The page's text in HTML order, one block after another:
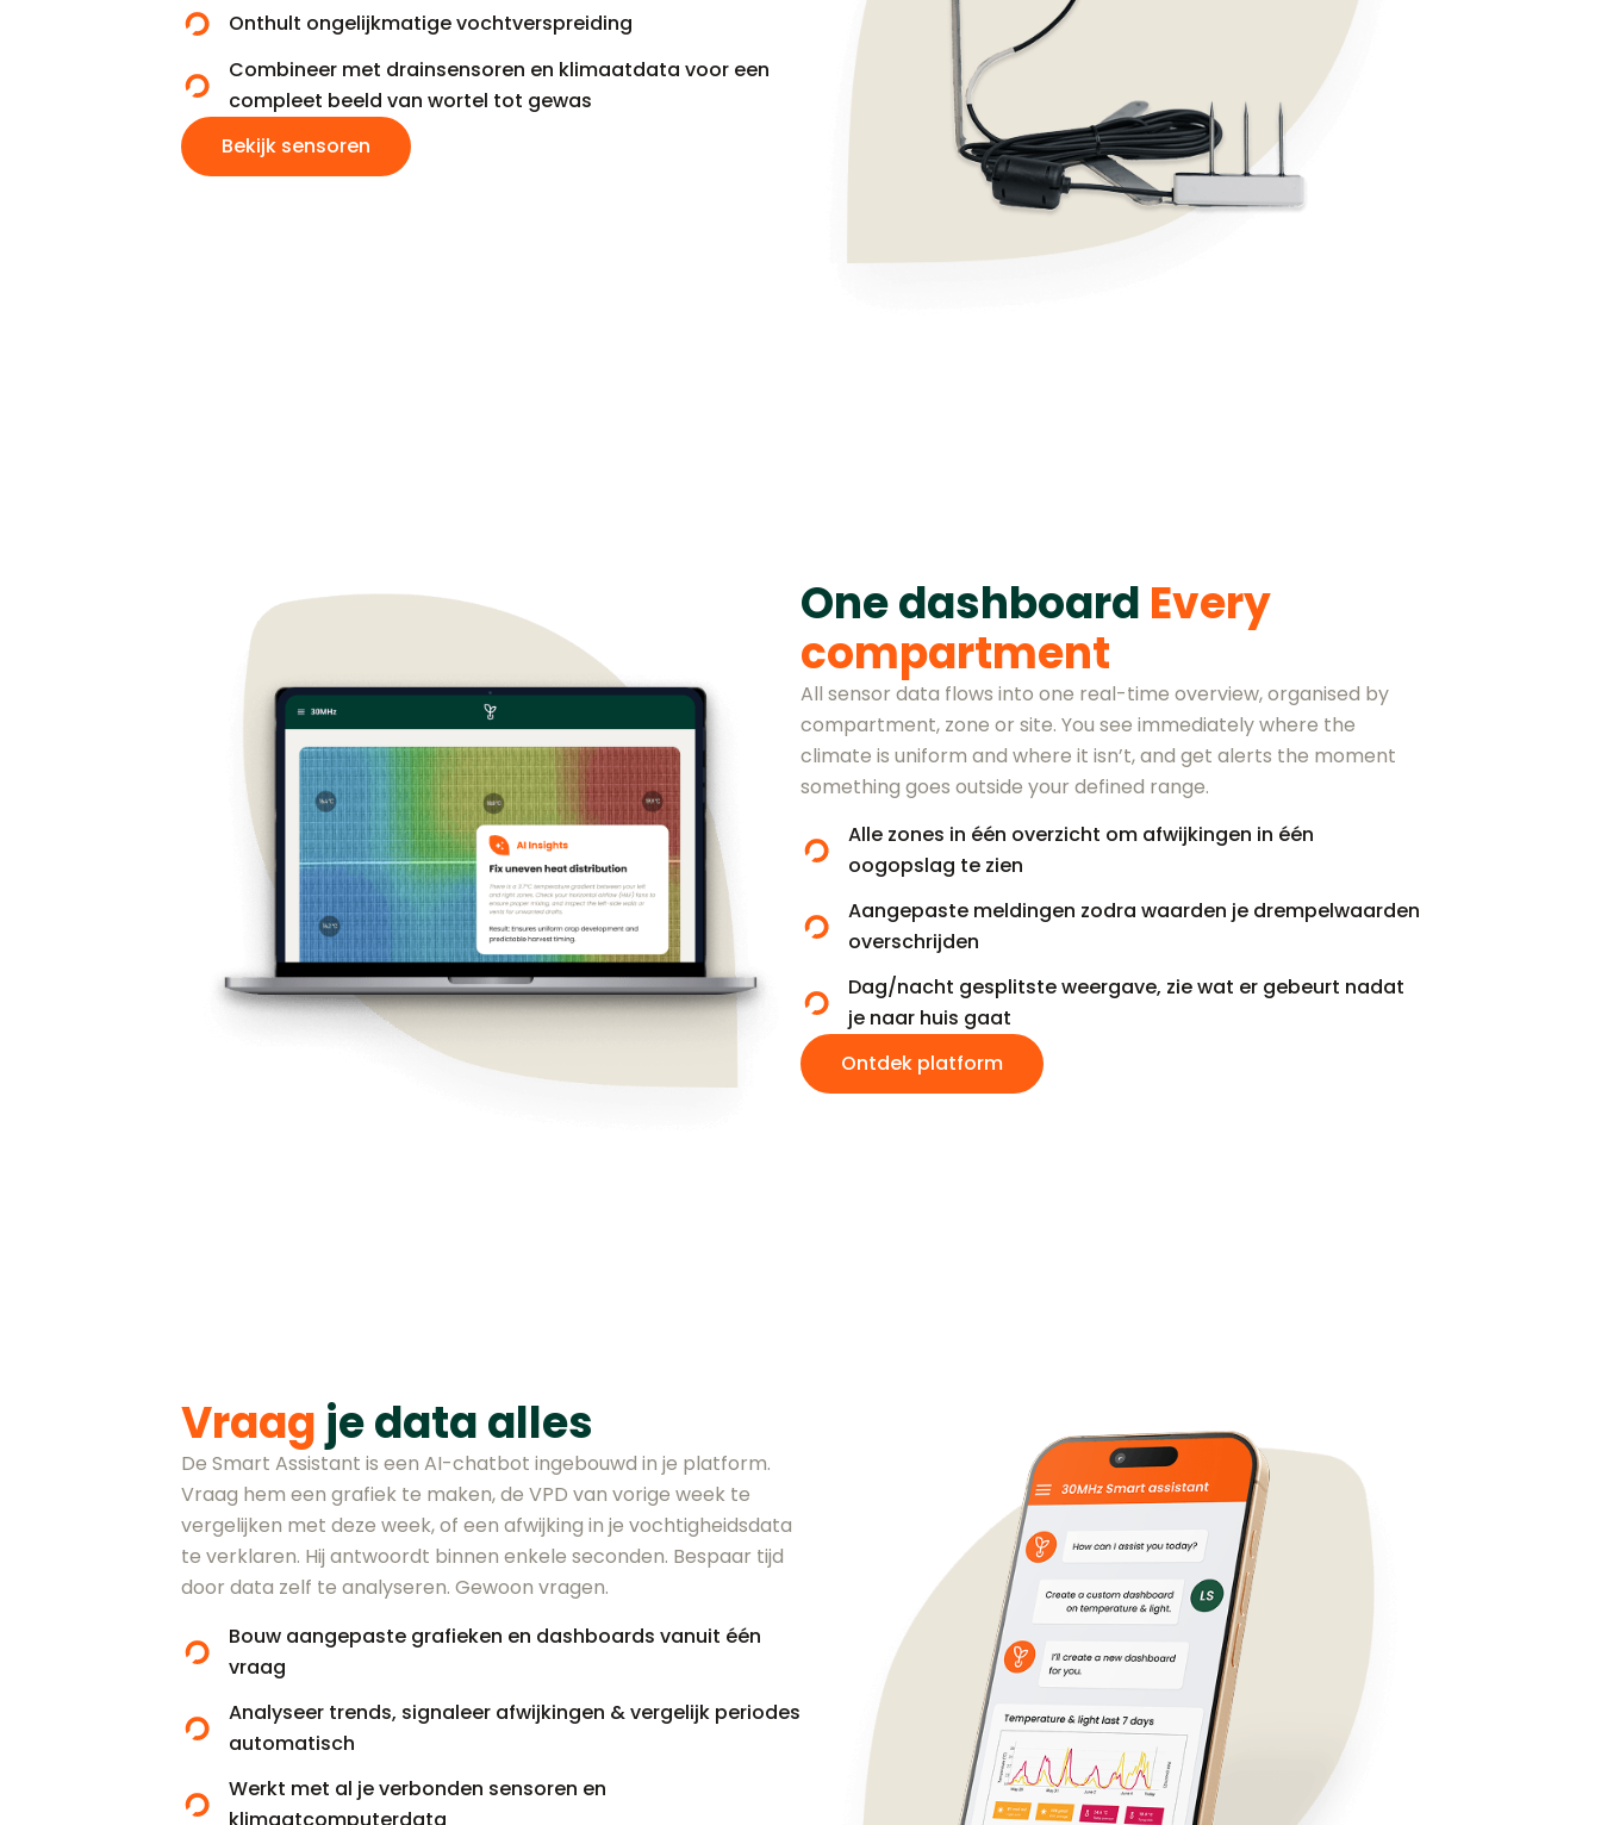
Onthult ongelijkmatige vochtverspreiding
Combineer met drainsensoren en klimaatdata voor een
compleet beeld van wortel tot gewas
Bekijk sensoren
One dashboard Every
compartment
All sensor data flows into one real-time overview, organised by
compartment, zone or site. You see immediately where the
climate is uniform and where it isn’t, and get alerts the moment
something goes outside your defined range.
Alle zones in één overzicht om afwijkingen in één
oogopslag te zien
Aangepaste meldingen zodra waarden je drempelwaarden
overschrijden
Dag/nacht gesplitste weergave, zie wat er gebeurt nadat
je naar huis gaat
Ontdek platform
Vraag je data alles
De Smart Assistant is een AI-chatbot ingebouwd in je platform.
Vraag hem een grafiek te maken, de VPD van vorige week te
vergelijken met deze week, of een afwijking in je vochtigheidsdata
te verklaren. Hij antwoordt binnen enkele seconden. Bespaar tijd
door data zelf te analyseren. Gewoon vragen.
Bouw aangepaste grafieken en dashboards vanuit één
vraag
Analyseer trends, signaleer afwijkingen & vergelijk periodes
automatisch
Werkt met al je verbonden sensoren en
klimaatcomputerdata